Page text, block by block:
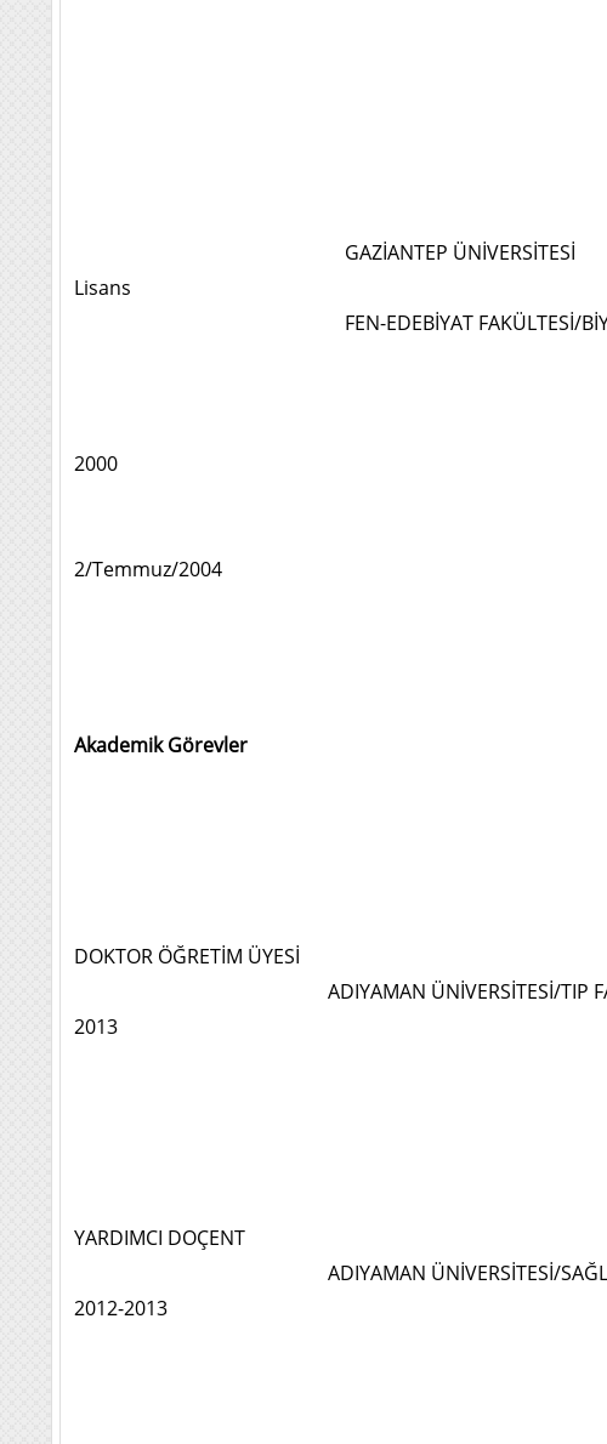
Lisans
GAZİANTEP ÜNİVERSİTESİ
FEN-EDEBİYAT FAKÜLTESİ/
2000
2/Temmuz/2004
Akademik Görevler
DOKTOR ÖĞRETİM ÜYESİ
ADIYAMAN ÜNİVERSİTESİ/TIP
2013
YARDIMCI DOÇENT
ADIYAMAN ÜNİVERSİTESİ/
2012-2013